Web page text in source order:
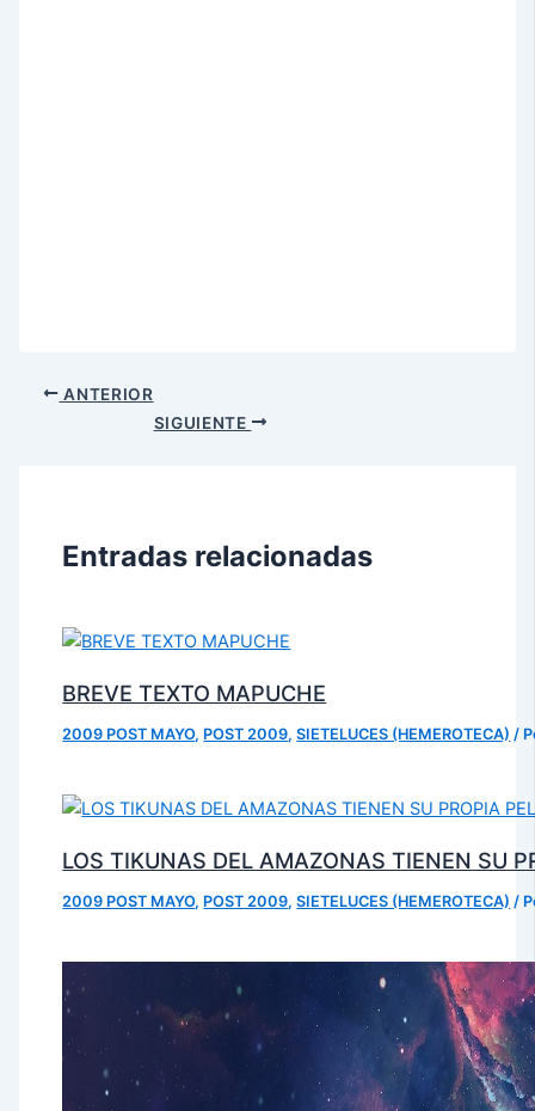
ANTERIOR
SIGUIENTE
Entradas relacionadas
BREVE TEXTO MAPUCHE
2009 POST MAYO, POST 2009,SIETELUCES (HEMEROTECA) /
LOS TIKUNAS DEL AMAZONAS TIENEN SU
2009 POST MAYO, POST 2009,SIETELUCES (HEMEROTECA) /